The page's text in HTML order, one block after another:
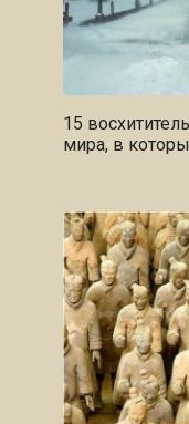
15
мира, в